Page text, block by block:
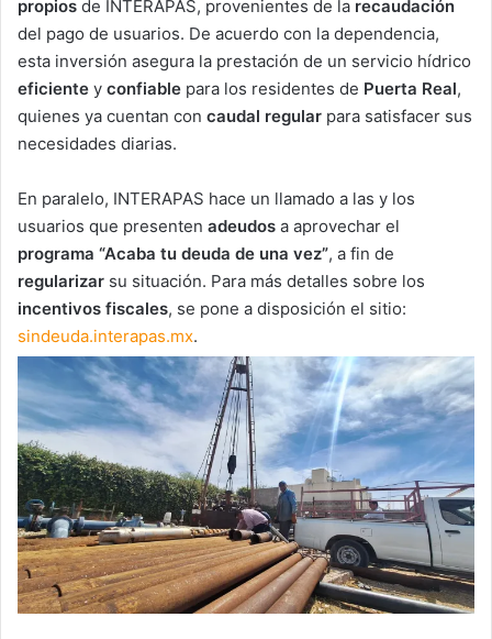
propios de INTERAPAS, provenientes de la recaudación
del pago de usuarios. De acuerdo con la dependencia,
esta inversión asegura la prestación de un servicio hídrico
eficiente y confiable para los residentes de Puerta Real,
quienes ya cuentan con caudal regular para satisfacer sus
necesidades diarias.
En paralelo, INTERAPAS hace un llamado a las y los
usuarios que presenten adeudos a aprovechar el
programa “Acaba tu deuda de una vez”, a fin de
regularizar su situación. Para más detalles sobre los
incentivos fiscales, se pone a disposición el sitio:
sindeuda.interapas.mx.